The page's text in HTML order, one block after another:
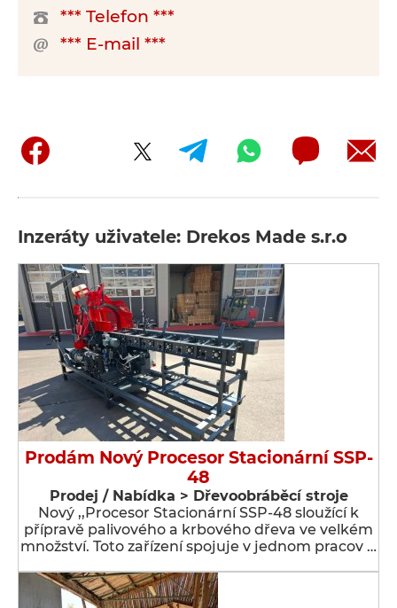
*** Telefon ***
*** E-mail ***
Inzeráty uživatele: Drekos Made s.r.o
Prodám Nový Procesor Stacionární SSP-
48
Prodej / Nabídka > Dřevoobráběcí stroje
Nový ,,Procesor Stacionární SSP-48 sloužící k
přípravě palivového a krbového dřeva ve velkém
množství. Toto zařízení spojuje v jednom pracov …